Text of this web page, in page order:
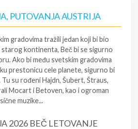
PUTOVANJA AUSTRIJA
gradovima tražili jedan koji bi bio
kontinenta, Bečbi se sigurno
Ako bi među svetskim gradovima
prestonicu cele planete, sigurno bi
su rođeni Hajdn, Šubert, Štraus,
Mocart i Betoven, kao i ogroman
muzike...
2026 BEČ LETOVANJE